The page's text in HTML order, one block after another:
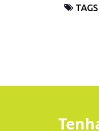
TAGS